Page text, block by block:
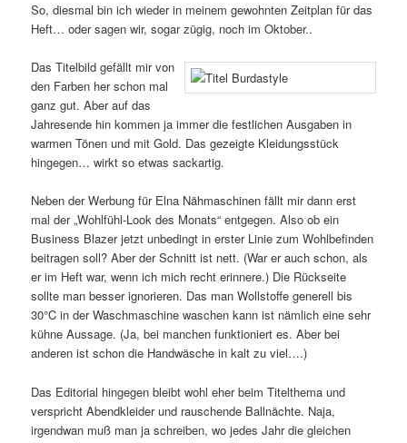
So, diesmal bin ich wieder in meinem gewohnten Zeitplan für das
Heft… oder sagen wir, sogar zügig, noch im Oktober..
Das Titelbild gefällt mir von
den Farben her schon mal
ganz gut. Aber auf das
Jahresende hin kommen ja immer die festlichen Ausgaben in
warmen Tönen und mit Gold. Das gezeigte Kleidungsstück
hingegen… wirkt so etwas sackartig.
Neben der Werbung für Elna Nähmaschinen fällt mir dann erst
mal der „Wohlfühl-Look des Monats“ entgegen. Also ob ein
Business Blazer jetzt unbedingt in erster Linie zum Wohlbefinden
beitragen soll? Aber der Schnitt ist nett. (War er auch schon, als
er im Heft war, wenn ich mich recht erinnere.) Die Rückseite
sollte man besser ignorieren. Das man Wollstoffe generell bis
30°C in der Waschmaschine waschen kann ist nämlich eine sehr
kühne Aussage. (Ja, bei manchen funktioniert es. Aber bei
anderen ist schon die Handwäsche in kalt zu viel….)
Das Editorial hingegen bleibt wohl eher beim Titelthema und
verspricht Abendkleider und rauschende Ballnächte. Naja,
irgendwan muß man ja schreiben, wo jedes Jahr die gleichen